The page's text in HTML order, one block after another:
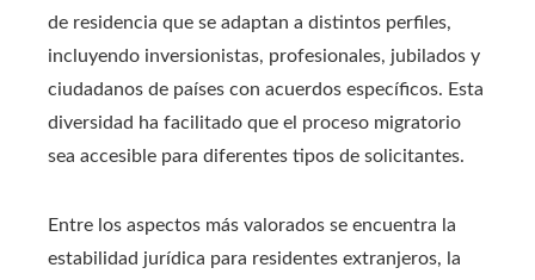
de residencia que se adaptan a distintos perfiles,
incluyendo inversionistas, profesionales, jubilados y
ciudadanos de países con acuerdos específicos. Esta
diversidad ha facilitado que el proceso migratorio
sea accesible para diferentes tipos de solicitantes.
Entre los aspectos más valorados se encuentra la
estabilidad jurídica para residentes extranjeros, la